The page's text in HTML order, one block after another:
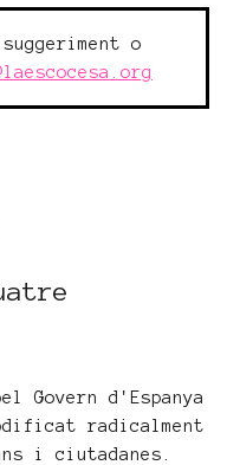
o
Govern d'Espanya
radicalment
i ciutadanes.